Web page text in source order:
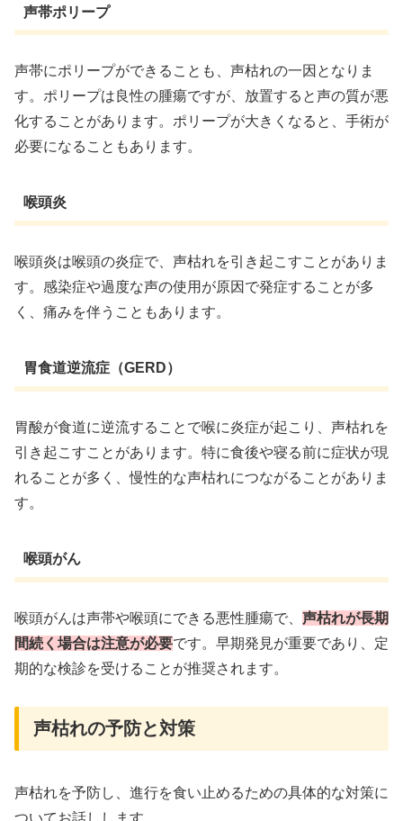
声帯ポリープ
声帯にポリープができることも、声枯れの一因となりま
す。ポリープは良性の腫瘍ですが、放置すると声の質が悪
化することがあります。ポリープが大きくなると、手術が
必要になることもあります。
喉頭炎
喉頭炎は喉頭の炎症で、声枯れを引き起こすことがありま
す。感染症や過度な声の使用が原因で発症することが多
く、痛みを伴うこともあります。
胃食道逆流症（GERD）
胃酸が食道に逆流することで喉に炎症が起こり、声枯れを
引き起こすことがあります。特に食後や寝る前に症状が現
れることが多く、慢性的な声枯れにつながることがありま
す。
喉頭がん
喉頭がんは声帯や喉頭にできる悪性腫瘍で、 声枯れが長期
間続く場合は注意が必要です。早期発見が重要であり、定
期的な検診を受けることが推奨されます。
声枯れの予防と対策
声枯れを予防し、進行を食い止めるための具体的な対策に
ついてお話しします。